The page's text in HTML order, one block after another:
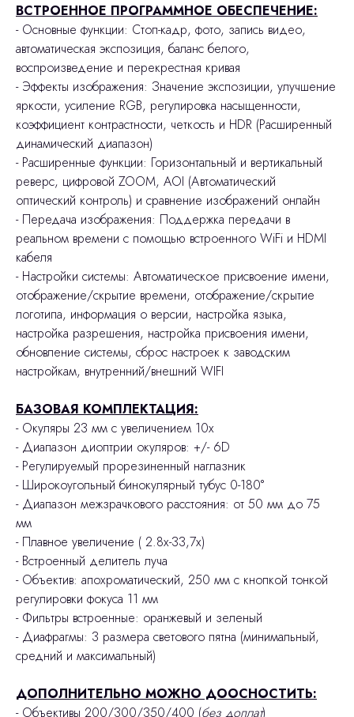
ВСТРОЕННОЕ ПРОГРАММНОЕ ОБЕСПЕЧЕНИЕ:
- Основные функции: Стоп-кадр, фото, запись видео,
автоматическая экспозиция, баланс белого,
воспроизведение и перекрестная кривая
- Эффекты изображения: Значение экспозиции, улучшение
яркости, усиление RGB, регулировка насыщенности,
коэффициент контрастности, четкость и HDR (Расширенный
динамический диапазон)
- Расширенные функции: Горизонтальный и вертикальный
реверс, цифровой ZOOM, AOI (Автоматический
оптический контроль) и сравнение изображений онлайн
- Передача изображения: Поддержка передачи в
реальном времени с помощью встроенного WiFi и HDMI
кабеля
- Настройки системы: Автоматическое присвоение имени,
отображение/скрытие времени, отображение/скрытие
логотипа, информация о версии, настройка языка,
настройка разрешения, настройка присвоения имени,
обновление системы, сброс настроек к заводским
настройкам, внутренний/внешний WIFI
БАЗОВАЯ КОМПЛЕКТАЦИЯ:
- Окуляры 23 мм с увеличением 10х
- Диапазон диоптрии окуляров: +/- 6D
- Регулируемый прорезиненный наглазник
- Широкоугольный бинокулярный тубус 0-180°
- Диапазон межзрачкового расстояния: от 50 мм до 75
мм
- Плавное увеличение ( 2.8х-33,7х)
- Встроенный делитель луча
- Объектив: апохроматический, 250 мм с кнопкой тонкой
регулировки фокуса 11 мм
- Фильтры встроенные: оранжевый и зеленый
- Диафрагмы: 3 размера светового пятна (минимальный,
средний и максимальный)
ДОПОЛНИТЕЛЬНО МОЖНО ДООСНОСТИТЬ:
- Объективы 200/300/350/400 (без доплат)